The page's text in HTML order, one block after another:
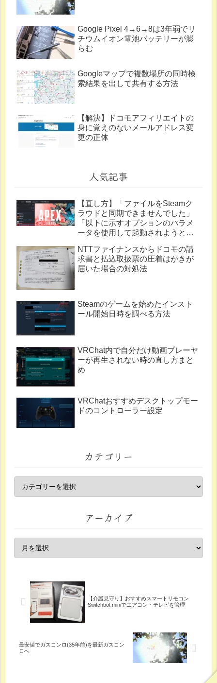
Google Pixel 4→6→8は3年弱でリ
チウムイオン電池バッテリーが膨
らむ
Googleマップで複数場所の同時検
索結果を出して共有する方法
【解決】ドコモアフィリエイトの
身に覚えのないメールアドレス変
更の正体
人気記事
【直し方】「ファイルをSteamク
ラウドと同期できませんでした」
「以下に示すオプションのパラメ
ータを使用して起動されようとし
NTTファイナンスからドコモの請
求書と払込取扱票の圧着はがきが
届いた場合の対処法
Steamのゲームを始めたインスト
ール開始日時を調べる方法
VRChat内で自分だけ動画プレーヤ
ーが再生されない時の直し方まと
め
VRChatおすすめデスクトップモー
ドのコントローラー設定
カテゴリー
アーカイブ
【介護見守り】おすすめスマートリモコン
Switchbot miniでエアコン・テレビを管理
最安値でガスコンロ(35年前)を最新ガスコン
ロへ